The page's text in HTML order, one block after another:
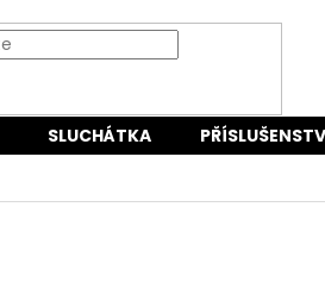
SLUCHÁTKA